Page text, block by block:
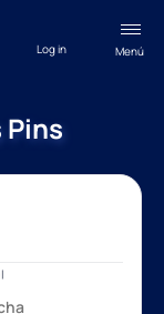
Menú
Log in
Pins